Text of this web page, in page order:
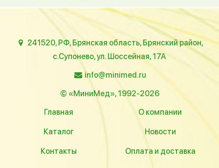
241520, РФ, Брянская область, Брянский район,
с.Супонево, ул. Шоссейная, 17А
info@minimed.ru
© «МиниМед», 1992-2026
Главная
О компании
Каталог Новости
Контакты Оплата и доставка